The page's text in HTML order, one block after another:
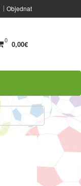
Objednat
0 0,00€